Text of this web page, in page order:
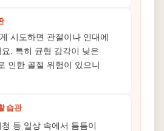
시도하면 관절이나 인대에
. 특히 균형 감각이 낮은
인한 골절 위험이 있으니
습관
등 일상 속에서 틈틈이